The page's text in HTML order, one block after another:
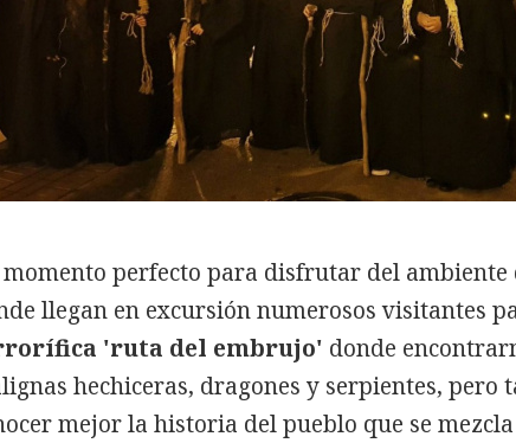
momento perfecto para disfrutar del ambiente
llegan en excursión numerosos visitantes
'ruta del embrujo' donde
hechiceras, dragones y serpientes, pero
mejor la historia del pueblo que se